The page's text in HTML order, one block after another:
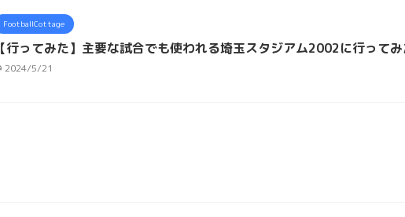
FootballCottage
【行ってみた】主要な試合でも使われる埼玉スタジアム2002に行ってみ
2024/5/21